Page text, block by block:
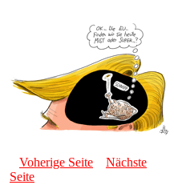
Voherige Seite
Nächste
Seite